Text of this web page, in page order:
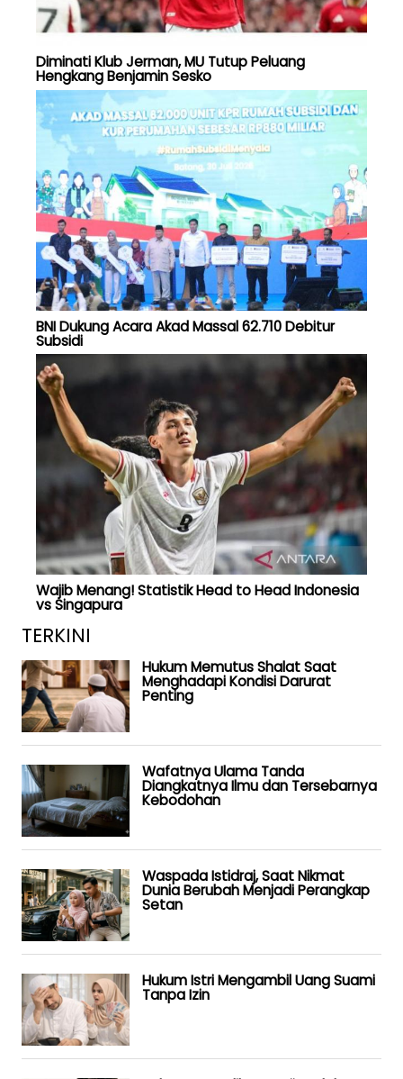
Diminati Klub Jerman, MU Tutup Peluang
Hengkang Benjamin Sesko
BNI Dukung Acara Akad Massal 62.710 Debitur
Subsidi
Wajib Menang! Statistik Head to Head Indonesia
vs Singapura
TERKINI
Hukum Memutus Shalat Saat
Menghadapi Kondisi Darurat
Penting
Wafatnya Ulama Tanda
Diangkatnya Ilmu dan Tersebarnya
Kebodohan
Waspada Istidraj, Saat Nikmat
Dunia Berubah Menjadi Perangkap
Setan
Hukum Istri Mengambil Uang Suami
Tanpa Izin